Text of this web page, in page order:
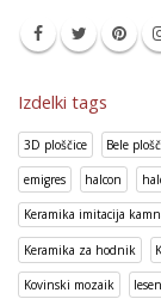
Izdelki tags
3D ploščice Bele
emigres halcon
Keramika imitacija
Keramika za hodnik
Kovinski mozaik